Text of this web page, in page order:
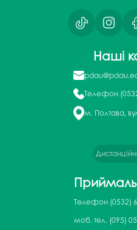
Наші
Телефон
м. Полтава,
Телефон (0532)
моб. тел. (095)